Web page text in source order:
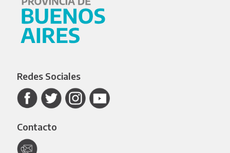
Redes Sociales
Contacto